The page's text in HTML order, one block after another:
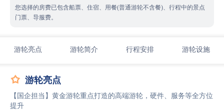
您选择的房费已包含船票、住宿、用餐(普通游轮不含餐)、行程中的景点
门票、导服费。
游轮亮点 游轮简介 行程安排 游轮设施
 游轮亮点
【国企担当】黄金游轮重点打造的高端游轮，硬件、服务等全方位
提升